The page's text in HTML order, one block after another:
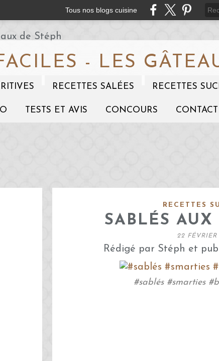
Tous nos blogs cuisine
- LES
RECETTES SALÉES RECETTES
TESTS ET AVIS CONCOURS CONTACT
RECETTES
SABLÉS AUX
22 FÉVRIER
Rédigé par Stéph et
#sablés #smarties